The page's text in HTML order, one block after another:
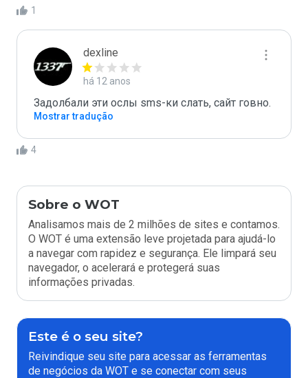
1
dexline
há 12 anos
Задолбали эти ослы sms-ки слать, сайт говно.
Mostrar tradução
4
Sobre o WOT
Analisamos mais de 2 milhões de sites e contamos.
O WOT é uma extensão leve projetada para ajudá-lo
a navegar com rapidez e segurança. Ele limpará seu
navegador, o acelerará e protegerá suas
informações privadas.
Este é o seu site?
Reivindique seu site para acessar as ferramentas
de negócios da WOT e se conectar com seus